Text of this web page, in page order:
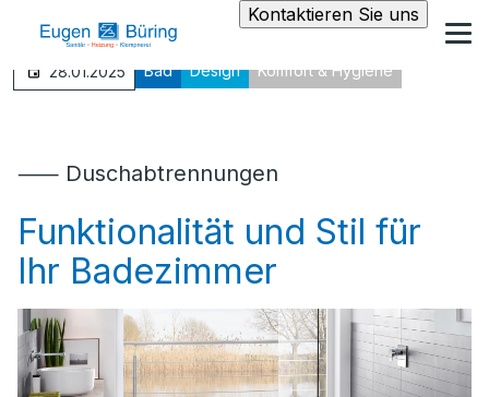
Kontaktieren Sie uns
28.01.2025 Bad Design Komfort & Hygiene
⸺ Duschabtrennungen
Funktionalität und Stil für
Ihr Badezimmer